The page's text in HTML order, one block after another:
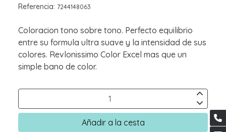
Referencia: 7244148063
Coloracion tono sobre tono. Perfecto equilibrio
entre su formula ultra suave y la intensidad de sus
colores. Revlonissimo Color Excel mas que un
simple bano de color.
Añadir a la cesta